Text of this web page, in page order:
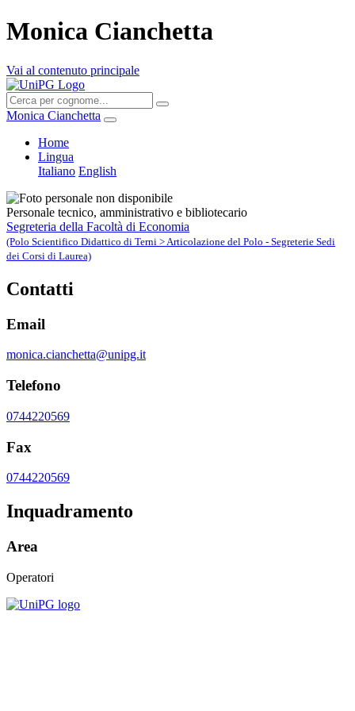
Monica Cianchetta
Vai al contenuto principale
Monica Cianchetta
Home
Lingua
Italiano English
Personale tecnico, amministrativo e bibliotecario
Segreteria della Facoltà di Economia
(Polo Scientifico Didattico di Terni > Articolazione del Polo - Segreterie Sedi
dei Corsi di Laurea)
Contatti
Email
monica.cianchetta@unipg.it
Telefono
0744220569
Fax
0744220569
Inquadramento
Area
Operatori